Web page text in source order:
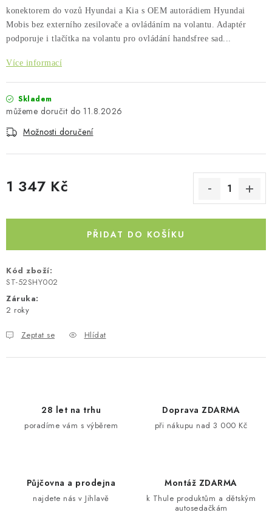
OSTATNÍ NOSIČE
STŘEŠNÍ KOŠE
CESTOVNÍ ZAVAZADLA
DÁRKOVÉ POUKAZY
Moje objednávka
konektorem do vozů Hyundai a Kia s OEM autorádiem Hyundai
Mobis bez externího zesilovače a ovládáním na volantu. Adaptér
podporuje i tlačítka na volantu pro ovládání handsfree sad...
Více informací
Skladem
11.8.2026
Možnosti doručení
1 347 Kč
PŘIDAT DO KOŠÍKU
Kód zboží:
ST-52SHY002
Záruka:
2 roky
Zeptat se Hlídat
28 let na trhu
poradíme vám s výběrem
Doprava ZDARMA
při nákupu nad 3 000 Kč
Půjčovna a prodejna
najdete nás v Jihlavě
Montáž ZDARMA
k Thule produktům a dětským
autosedačkám